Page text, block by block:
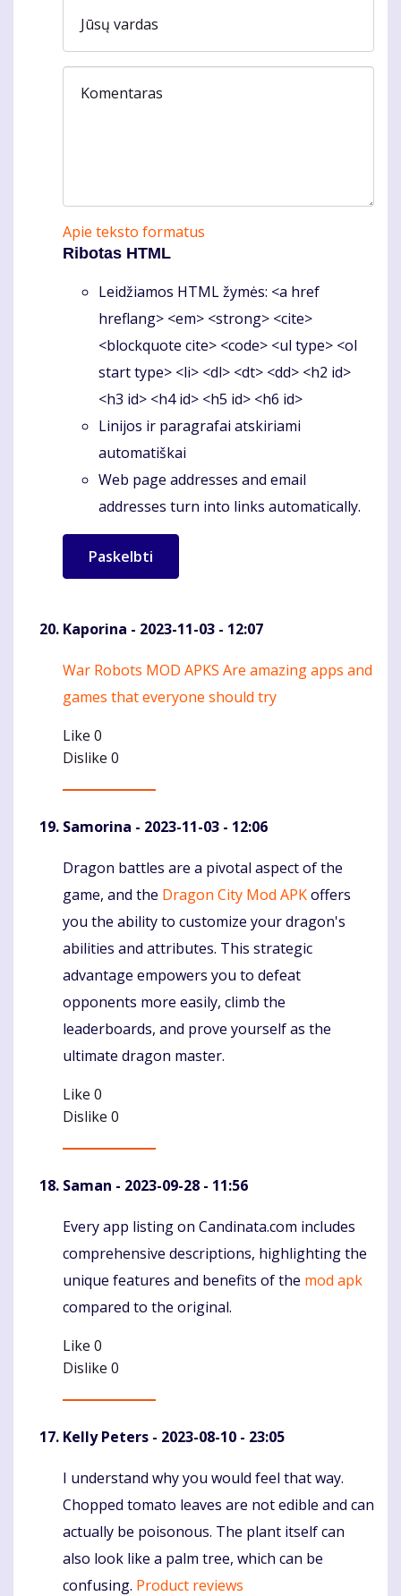
Jūsų vardas
Komentaras
Apie teksto formatus
Ribotas HTML
Leidžiamos HTML žymės: <a href
hreflang> <em> <strong> <cite>
<blockquote cite> <code> <ul type> <ol
start type> <li> <dl> <dt> <dd> <h2 id>
<h3 id> <h4 id> <h5 id> <h6 id>
Linijos ir paragrafai atskiriami
automatiškai
Web page addresses and email
addresses turn into links automatically.
Kaporina - 2023-11-03 - 12:07
Komentaras
War Robots MOD APKS Are amazing apps and
games that everyone should try
Like 0
Dislike 0
Samorina - 2023-11-03 - 12:06
Komentaras
Dragon battles are a pivotal aspect of the
game, and the Dragon City Mod APKoffers
you the ability to customize your dragon's
abilities and attributes. This strategic
advantage empowers you to defeat
opponents more easily, climb the
leaderboards, and prove yourself as the
ultimate dragon master.
Like 0
Dislike 0
Saman - 2023-09-28 - 11:56
Komentaras
Every app listing on Candinata.com includes
comprehensive descriptions, highlighting the
unique features and benefits of the mod apk
compared to the original.
Like 0
Dislike 0
Kelly Peters - 2023-08-10 - 23:05
Komentaras
I understand why you would feel that way.
Chopped tomato leaves are not edible and can
actually be poisonous. The plant itself can
also look like a palm tree, which can be
confusing. Product reviews